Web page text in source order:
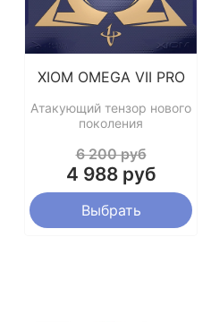
XIOM OMEGA VII PRO
Атакующий тензор нового
поколения
6 200 руб
4 988 руб
Выбрать